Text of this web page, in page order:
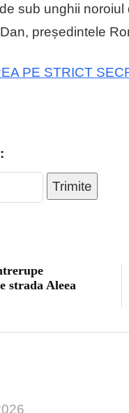
sub unghii
președintele
PE STRICT
Trimite
strada Aleea